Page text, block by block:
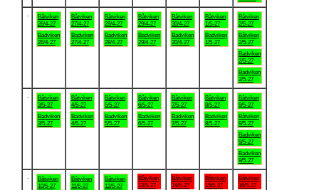
Båtviken
26/4-27
Badviken
26/4-27
Båtviken
27/4-27
Badviken
27/4-27
Båtviken
28/4-27
Badviken
28/4-27
Båtviken
29/4-27
Badviken
29/4-27
Båtviken
30/4-27
Badviken
30/4-27
Båtviken
1/5-27
Badviken
1/5-27
Båtviken
2/5-27
Båtviken
2/5-27
Badviken
2/5-27
Badviken
2/5-27
Båtviken
3/5-27
Badviken
3/5-27
Båtviken
4/5-27
Badviken
4/5-27
Båtviken
5/5-27
Badviken
5/5-27
Båtviken
6/5-27
Badviken
6/5-27
Båtviken
7/5-27
Badviken
7/5-27
Båtviken
8/5-27
Badviken
8/5-27
Båtviken
9/5-27
Båtviken
9/5-27
Badviken
9/5-27
Badviken
9/5-27
Båtviken
10/5-27
Båtviken
11/5-27
Båtviken
12/5-27
Båtviken
13/5-27
Båtviken
14/5-27
Båtviken
15/5-27
Båtviken
16/5-27